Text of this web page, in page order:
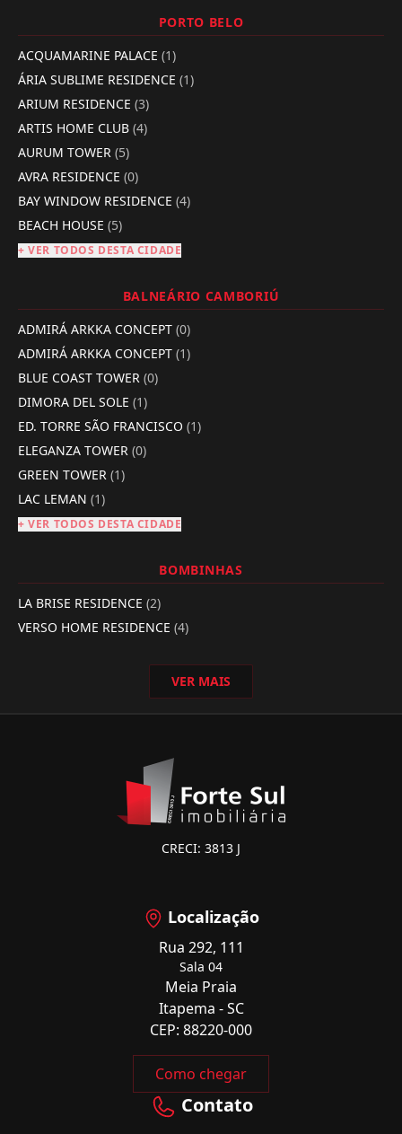
PORTO BELO
ACQUAMARINE PALACE (1)
ÁRIA SUBLIME RESIDENCE (1)
ARIUM RESIDENCE (3)
ARTIS HOME CLUB (4)
AURUM TOWER (5)
AVRA RESIDENCE (0)
BAY WINDOW RESIDENCE (4)
BEACH HOUSE (5)
+ VER TODOS DESTA CIDADE
BALNEÁRIO CAMBORIÚ
ADMIRÁ ARKKA CONCEPT (0)
ADMIRÁ ARKKA CONCEPT (1)
BLUE COAST TOWER (0)
DIMORA DEL SOLE (1)
ED. TORRE SÃO FRANCISCO (1)
ELEGANZA TOWER (0)
GREEN TOWER (1)
LAC LEMAN (1)
+ VER TODOS DESTA CIDADE
BOMBINHAS
LA BRISE RESIDENCE (2)
VERSO HOME RESIDENCE (4)
VER MAIS
CRECI: 3813 J
Localização
Rua 292, 111
Sala 04
Meia Praia
Itapema - SC
CEP: 88220-000
Como chegar
Contato